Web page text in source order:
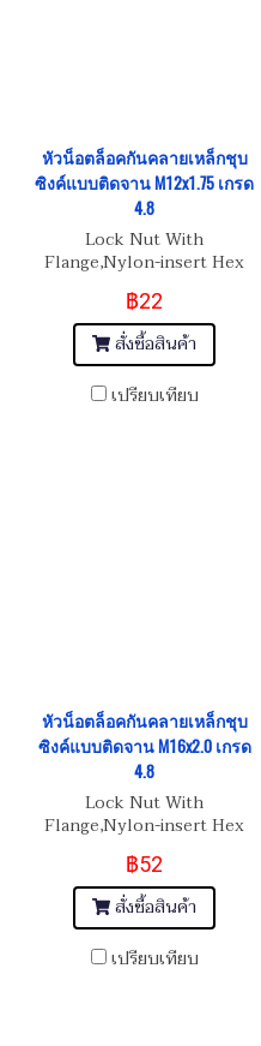
หัวน็อตล็อคกันคลายเหล็กชุบ
ซิงค์แบบติดจาน M12x1.75 เกรด
4.8
Lock Nut With
Flange,Nylon-insert Hex
Nut M12x1.75
฿22
สั่งซื้อสินค้า
เปรียบเทียบ
หัวน็อตล็อคกันคลายเหล็กชุบ
ซิงค์แบบติดจาน M16x2.0 เกรด
4.8
Lock Nut With
Flange,Nylon-insert Hex
Nut M16x2.0
฿52
สั่งซื้อสินค้า
เปรียบเทียบ